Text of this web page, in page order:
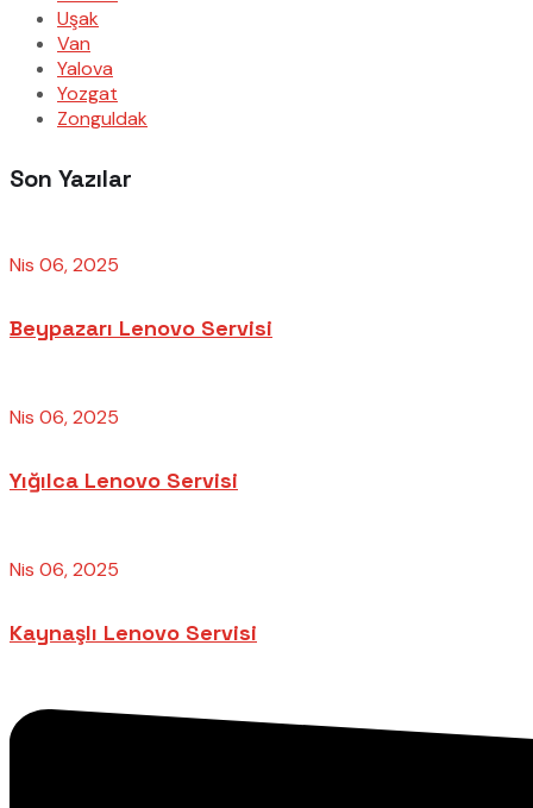
Uşak
Van
Yalova
Yozgat
Zonguldak
Son Yazılar
Nis 06, 2025
Beypazarı Lenovo Servisi
Nis 06, 2025
Yığılca Lenovo Servisi
Nis 06, 2025
Kaynaşlı Lenovo Servisi